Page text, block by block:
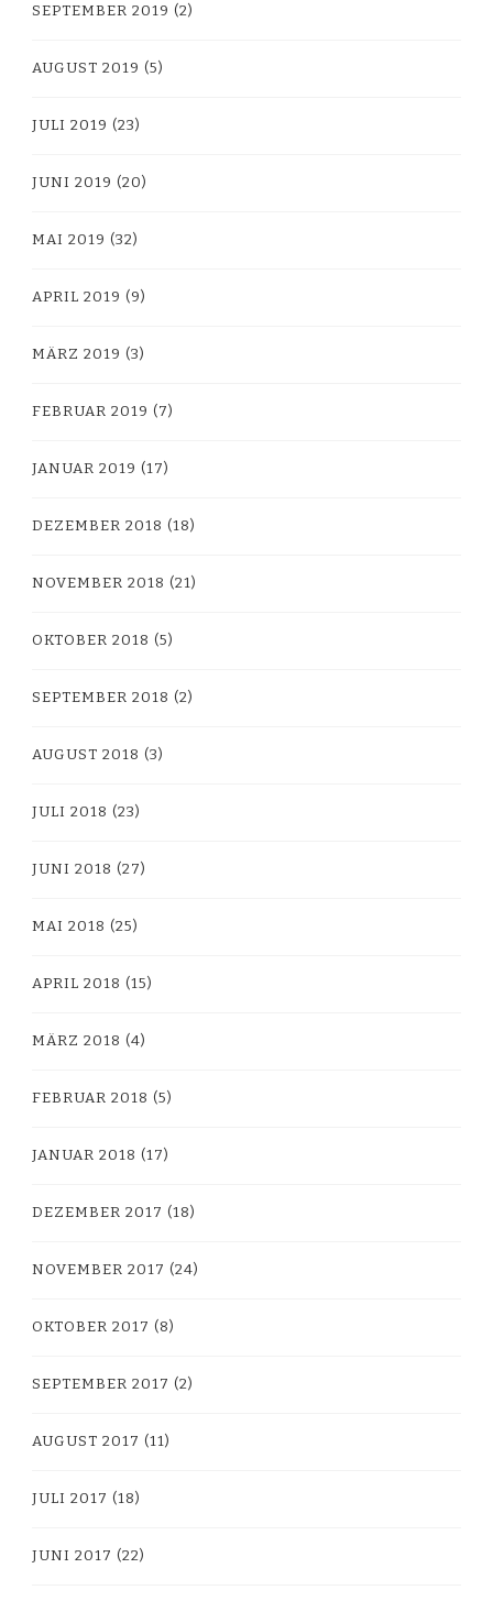
SEPTEMBER 2019 (2)
AUGUST 2019 (5)
JULI 2019 (23)
JUNI 2019 (20)
MAI 2019 (32)
APRIL 2019 (9)
MÄRZ 2019 (3)
FEBRUAR 2019 (7)
JANUAR 2019 (17)
DEZEMBER 2018 (18)
NOVEMBER 2018 (21)
OKTOBER 2018 (5)
SEPTEMBER 2018 (2)
AUGUST 2018 (3)
JULI 2018 (23)
JUNI 2018 (27)
MAI 2018 (25)
APRIL 2018 (15)
MÄRZ 2018 (4)
FEBRUAR 2018 (5)
JANUAR 2018 (17)
DEZEMBER 2017 (18)
NOVEMBER 2017 (24)
OKTOBER 2017 (8)
SEPTEMBER 2017 (2)
AUGUST 2017 (11)
JULI 2017 (18)
JUNI 2017 (22)